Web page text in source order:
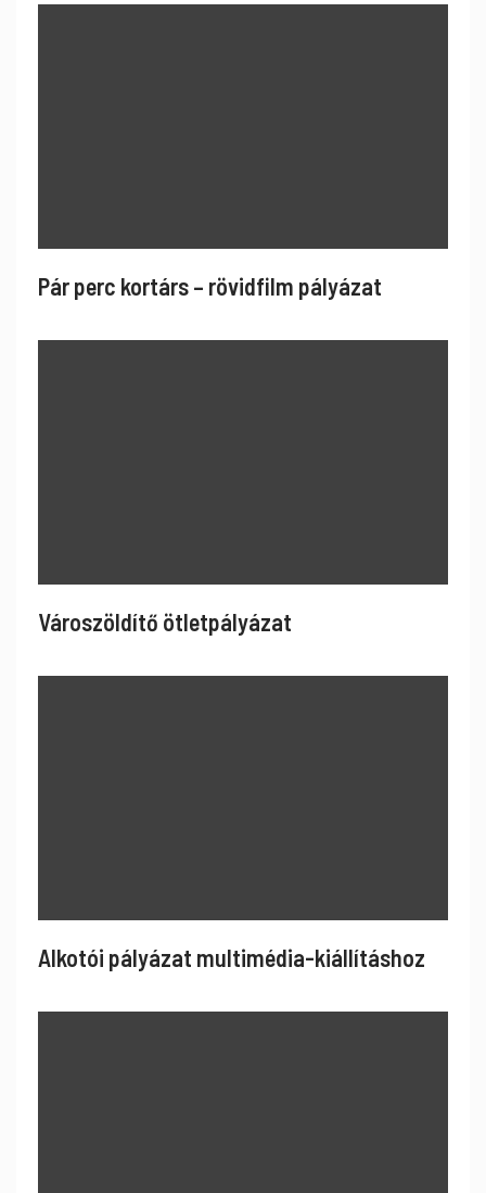
Pár perc kortárs – rövidfilm pályázat
Városzöldítő ötletpályázat
Alkotói pályázat multimédia-kiállításhoz